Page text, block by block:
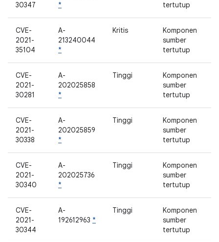
30347
*
tertutup
CVE-
2021-
35104
A-
213240044
*
Kritis
Komponen
sumber
tertutup
CVE-
2021-
30281
A-
202025858
*
Tinggi
Komponen
sumber
tertutup
CVE-
2021-
30338
A-
202025859
*
Tinggi
Komponen
sumber
tertutup
CVE-
2021-
30340
A-
202025736
*
Tinggi
Komponen
sumber
tertutup
CVE-
2021-
30344
A-
192612963 *
Tinggi
Komponen
sumber
tertutup